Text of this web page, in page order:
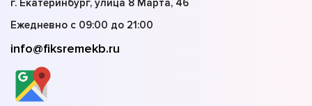
г. Екатеринбург, улица 8 Марта, 46
Ежедневно с 09:00 до 21:00
info@fiksremekb.ru